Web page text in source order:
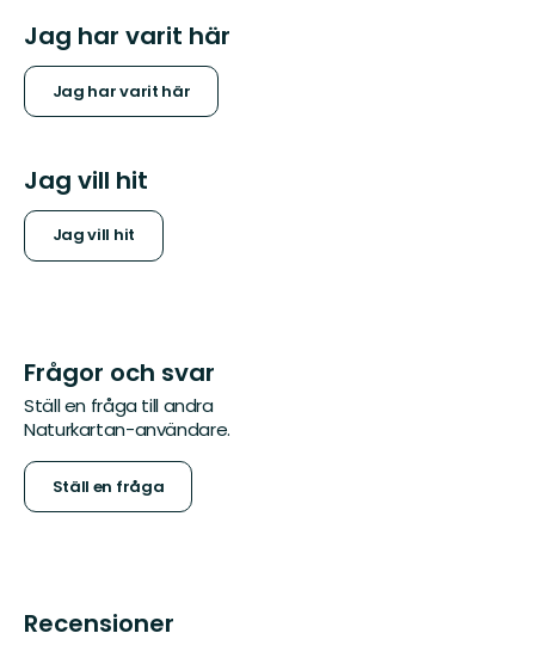
Jag har varit här
Jag har varit här
Jag vill hit
Jag vill hit
Frågor och svar
Ställ en fråga till andra
Naturkartan-användare.
Ställ en fråga
Recensioner